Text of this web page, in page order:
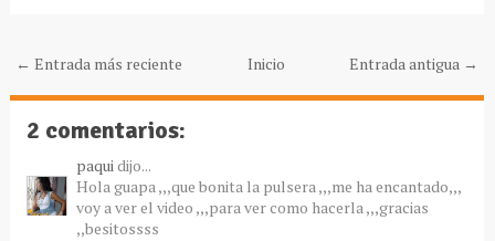
← Entrada más reciente Entrada antigua →
Inicio
2 comentarios:
paquidijo...
Hola guapa ,,,que bonita la pulsera ,,,me ha encantado,,,
voy a ver el video ,,,para ver como hacerla ,,,gracias
,,besitossss